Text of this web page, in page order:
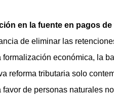
en la fuente en pagos
de eliminar las
formalización económica, la
reforma tributaria solo
favor de personas naturales